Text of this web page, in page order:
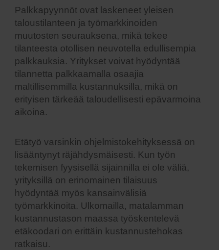
Palkkapyynnöt ovat laskeneet yleisen
taloustilanteen ja työmarkkinoiden
muutosten seurauksena, mikä tekee
tilanteesta otollisen neuvotella edullisempia
palkkauksia. Yritykset voivat hyödyntää
tilannetta palkkaamalla osaajia
maltillisemmilla kustannuksilla, mikä on
erityisen tärkeää taloudellisesti epävarmoina
aikoina.
Etätyö varsinkin ohjelmistokehityksessä on
lisääntynyt räjähdysmäisesti. Kun työn
tekemisen fyysisellä sijainnilla ei ole väliä,
yrityksillä on erinomainen tilaisuus
hyödyntää myös kansainvälisiä
työmarkkinoita. Ulkomailla, matalamman
kustannustason maassa työskentelevä
etäkoodari on erittäin kustannustehokas
ratkaisu.